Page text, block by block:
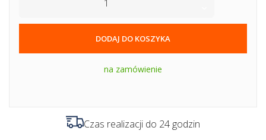
DODAJ DO KOSZYKA
na zamówienie
Czas realizacji do 24 godzin